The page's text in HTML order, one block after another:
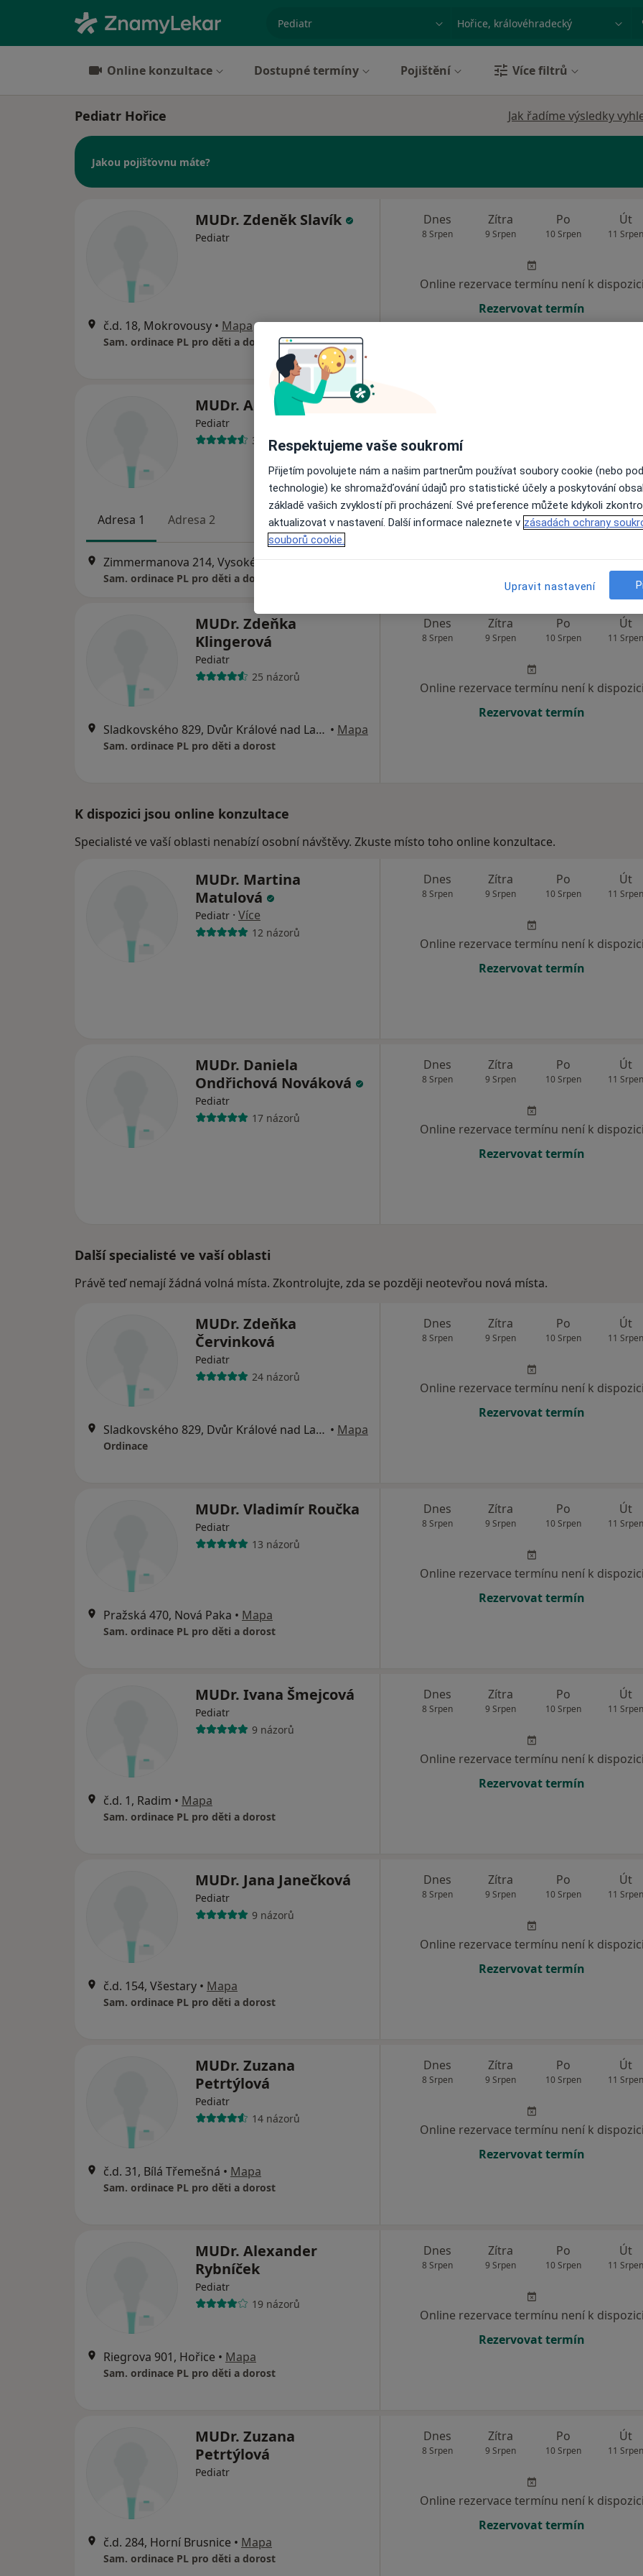
Město nebo region
Online konzultace Dostupné termíny Pojištění Více filtrů
Pediatr Hořice Jak řadíme výsledky
Jakou pojišťovnu máte?
MUDr. Zdeněk Slavík
Pediatr
č.d. 18, Mokrovousy • Mapa
Sam. ordinace PL pro děti a dorost
Dnes
8 Srpen
Zítra
9 Srpen
Po
10 Srpen
Út
11 Srpen
Online rezervace termínu není k dispozici
Rezervovat termín
MUDr. Aranka Ježková
Pediatr
33 názorů
Adresa 1 Adresa 2
Zimmermanova 214, Vysoké Veselí
Sam. ordinace PL pro děti a dorost
Online rezervace termínu není k
Rezervovat termín
MUDr. Zdeňka
Klingerová
Pediatr
25 názorů
Sladkovského 829, Dvůr Králové nad Labem • Mapa
Sam. ordinace PL pro děti a dorost
Dnes
8 Srpen
Zítra
9 Srpen
Po
10 Srpen
Út
11 Srpen
Online rezervace termínu není k dispozici
Rezervovat termín
K dispozici jsou online konzultace
Specialisté ve vaší oblasti nenabízí osobní návštěvy. Zkuste místo toho online konzultace.
MUDr. Martina
Matulová
Pediatr · Více
12 názorů
Dnes
8 Srpen
Zítra
9 Srpen
Po
10 Srpen
Út
11 Srpen
Online rezervace termínu není k dispozici
Rezervovat termín
MUDr. Daniela
Ondřichová Nováková
Pediatr
17 názorů
Dnes
8 Srpen
Zítra
9 Srpen
Po
10 Srpen
Út
11 Srpen
Online rezervace termínu není k dispozici
Rezervovat termín
Další specialisté ve vaší oblasti
Právě teď nemají žádná volná místa. Zkontrolujte, zda se později neotevřou nová místa.
MUDr. Zdeňka
Červinková
Pediatr
24 názorů
Sladkovského 829, Dvůr Králové nad Labem • Mapa
Ordinace
Dnes
8 Srpen
Zítra
9 Srpen
Po
10 Srpen
Út
11 Srpen
Online rezervace termínu není k dispozici
Rezervovat termín
MUDr. Vladimír Roučka
Pediatr
13 názorů
Pražská 470, Nová Paka • Mapa
Sam. ordinace PL pro děti a dorost
Dnes
8 Srpen
Zítra
9 Srpen
Po
10 Srpen
Út
11 Srpen
Online rezervace termínu není k dispozici
Rezervovat termín
MUDr. Ivana Šmejcová
Pediatr
9 názorů
č.d. 1, Radim • Mapa
Sam. ordinace PL pro děti a dorost
Dnes
8 Srpen
Zítra
9 Srpen
Po
10 Srpen
Út
11 Srpen
Online rezervace termínu není k dispozici
Rezervovat termín
MUDr. Jana Janečková
Pediatr
9 názorů
č.d. 154, Všestary • Mapa
Sam. ordinace PL pro děti a dorost
Dnes
8 Srpen
Zítra
9 Srpen
Po
10 Srpen
Út
11 Srpen
Online rezervace termínu není k dispozici
Rezervovat termín
MUDr. Zuzana
Petrtýlová
Pediatr
14 názorů
č.d. 31, Bílá Třemešná • Mapa
Sam. ordinace PL pro děti a dorost
Dnes
8 Srpen
Zítra
9 Srpen
Po
10 Srpen
Út
11 Srpen
Online rezervace termínu není k dispozici
Rezervovat termín
MUDr. Alexander
Rybníček
Pediatr
19 názorů
Riegrova 901, Hořice • Mapa
Sam. ordinace PL pro děti a dorost
Dnes
8 Srpen
Zítra
9 Srpen
Po
10 Srpen
Út
11 Srpen
Online rezervace termínu není k dispozici
Rezervovat termín
MUDr. Zuzana
Petrtýlová
Pediatr
č.d. 284, Horní Brusnice • Mapa
Sam. ordinace PL pro děti a dorost
Dnes
8 Srpen
Zítra
9 Srpen
Po
10 Srpen
Út
11 Srpen
Online rezervace termínu není k dispozici
Rezervovat termín
Respektujeme vaše soukromí
Přijetím povolujete nám a našim partnerům používat soubory cookie (nebo
technologie) ke shromažďování údajů pro statistické účely a poskytování
základě vašich zvyklostí při procházení. Své preference můžete kdykoli
aktualizovat v nastavení. Další informace naleznete v zásadách ochrany
souborů cookie.
Upravit nastavení